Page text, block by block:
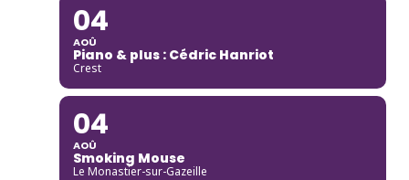
04
AOÛ
Piano & plus : Cédric Hanriot
Crest
04
AOÛ
Smoking Mouse
Le Monastier-sur-Gazeille